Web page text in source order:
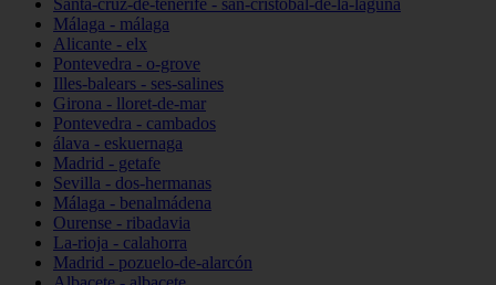
Santa-cruz-de-tenerife - san-cristóbal-de-la-laguna
Málaga - málaga
Alicante - elx
Pontevedra - o-grove
Illes-balears - ses-salines
Girona - lloret-de-mar
Pontevedra - cambados
álava - eskuernaga
Madrid - getafe
Sevilla - dos-hermanas
Málaga - benalmádena
Ourense - ribadavia
La-rioja - calahorra
Madrid - pozuelo-de-alarcón